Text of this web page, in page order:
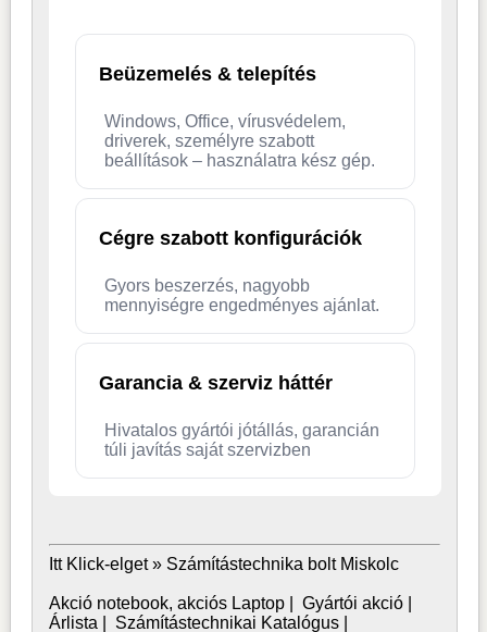
Beüzemelés & telepítés
Windows, Office, vírusvédelem,
driverek, személyre szabott
beállítások – használatra kész gép.
Cégre szabott konfigurációk
Gyors beszerzés, nagyobb
mennyiségre engedményes ajánlat.
Garancia & szerviz háttér
Hivatalos gyártói jótállás, garancián
túli javítás saját szervizben
Itt Klick-elget » Számítástechnika bolt Miskolc
Akció notebook, akciós Laptop |Gyártói akció
Árlista
Számítástechnikai Katalógus